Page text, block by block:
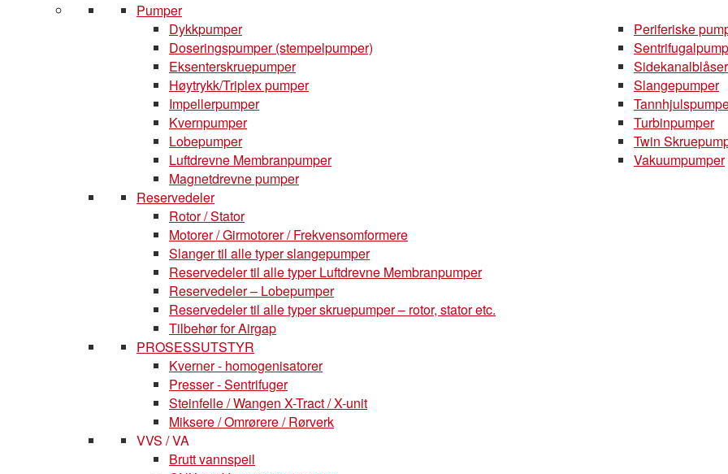
Pumper
Dykkpumper
Doseringspumper (stempelpumper)
Eksenterskruepumper
Høytrykk/Triplex pumper
Impellerpumper
Kvernpumper
Lobepumper
Luftdrevne Membranpumper
Magnetdrevne pumper
Periferiske
Slangepumper
Turbinpumper
Twin
Vakuumpumper
Reservedeler
Rotor / Stator
Motorer / Girmotorer / Frekvensomformere
Slanger til alle typer slangepumper
Reservedeler til alle typer Luftdrevne Membranpumper
Reservedeler – Lobepumper
Reservedeler til alle typer skruepumper – rotor, stator etc.
Tilbehør for Airgap
PROSESSUTSTYR
Kverner - homogenisatorer
Presser - Sentrifuger
Steinfelle / Wangen X-Tract / X-unit
Miksere / Omrørere / Rørverk
VVS / VA
Brutt vannspeil